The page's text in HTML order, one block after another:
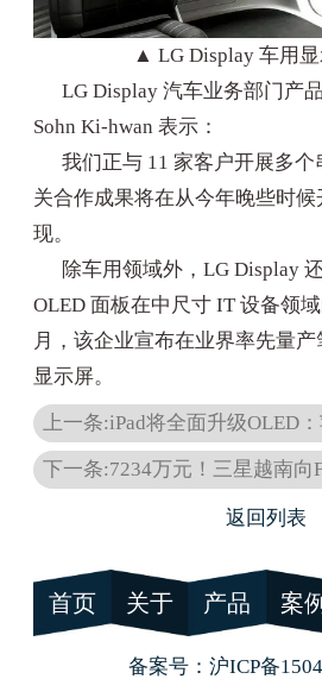
▲ LG Display 车用
LG Display 汽车业务部门产
Sohn Ki-hwan 表示：
我们正与 11 家客户开展多个
关合作成果将在从今年晚些时候
现。
除车用领域外，LG Display
OLED 面板在中尺寸 IT 设备领
月，该企业宣布在业界率先量
显示屏。
上一条:iPad将全面升级OLED
返回列表
首页 关于 产品 案
备案号： 沪ICP备